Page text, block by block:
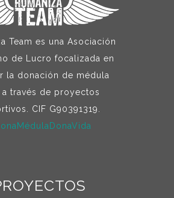
Team es una Asociación
de Lucro focalizada en
la donación de médula
a través de proyectos
CIF G90391319.